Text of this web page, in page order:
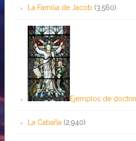
La Familia de Jacob (3,560)
Ejemplos de
La Cabaña (2,940)